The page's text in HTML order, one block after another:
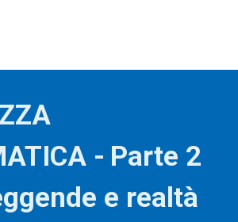
- Parte 2
e realtà